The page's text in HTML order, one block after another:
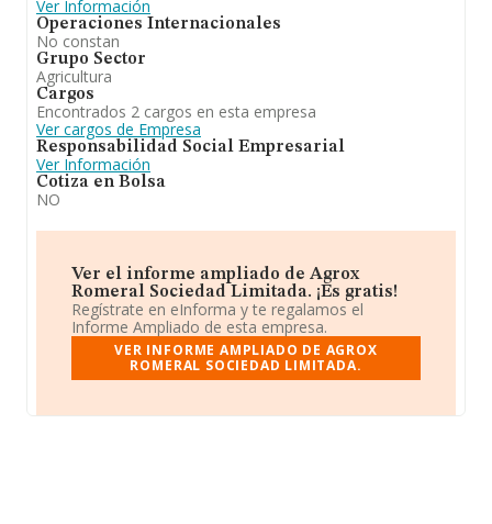
Ver Información
Operaciones Internacionales
No constan
Grupo Sector
Agricultura
Cargos
Encontrados 2 cargos en esta empresa
Ver cargos de Empresa
Responsabilidad Social Empresarial
Ver Información
Cotiza en Bolsa
NO
Ver el informe ampliado de Agrox
Romeral Sociedad Limitada. ¡Es gratis!
Regístrate en eInforma y te regalamos el
Informe Ampliado de esta empresa.
VER INFORME AMPLIADO DE AGROX
ROMERAL SOCIEDAD LIMITADA.